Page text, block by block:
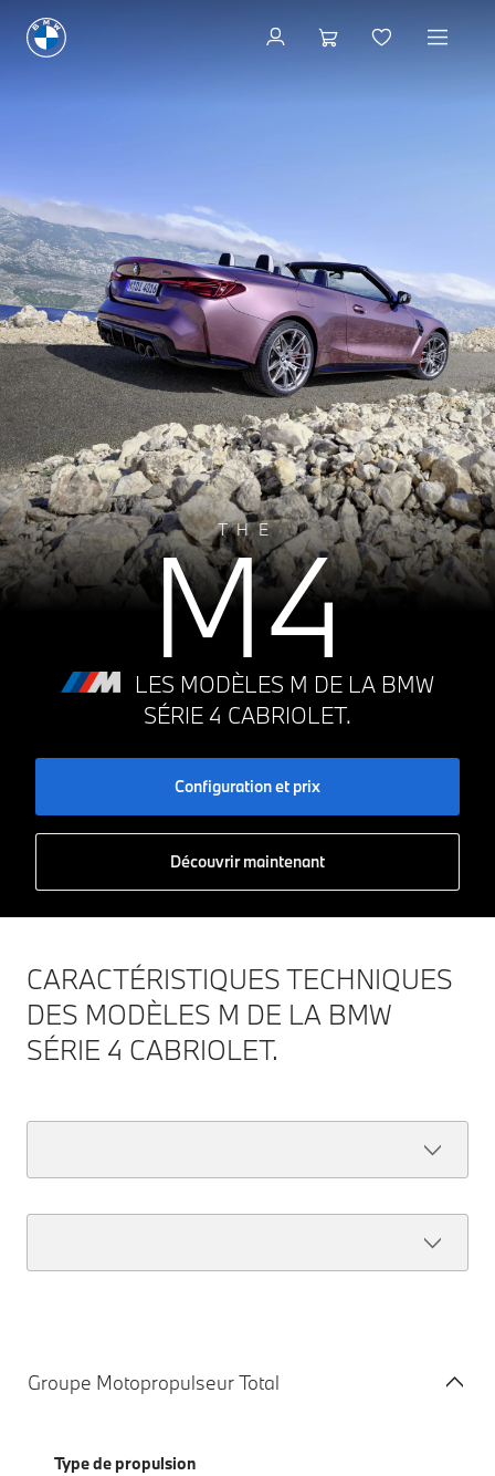
THE
M4
LES MODÈLES M DE LA BMW
SÉRIE 4 CABRIOLET.
Configuration et prix
Découvrir maintenant
CARACTÉRISTIQUES TECHNIQUES
DES MODÈLES M DE LA BMW
SÉRIE 4 CABRIOLET.
Groupe Motopropulseur Total
Type de propulsion